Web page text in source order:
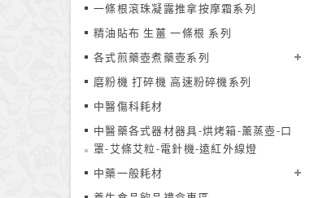
一條根滾珠凝露推拿按摩霜系列
精油貼布 生薑 一條根 系列
各式煎藥壺煮藥壺系列
磨粉機 打碎機 高速粉碎機系列
中醫傷科耗材
中醫藥各式器材器具-烘烤箱-薰蒸壺-口
罩-艾條艾粒-電針機-遠紅外線燈
中藥一般耗材